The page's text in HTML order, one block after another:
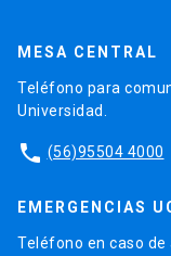
MESA CENTRAL
Teléfono para
Universidad.
phone (56)95504 4000
EMERGENCIAS
Teléfono en caso